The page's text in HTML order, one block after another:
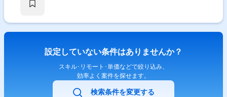
による品質改善を担っていただきます。GitHub FlowやCI/CDを活用した開
い技術の活用にも前向きに取り組んでいただける方が望ましいです。 【ポ
ことができ、大規模なDX支援案件において技術面での意思決定や品質向上
に大きな裁量を持って携わることができます。直取引案件において、ビジ
ネス側との距離が近い環境で開発をリードできる点も魅力です。モダンな
技術スタックや開発プロセスの整備にも主体的に関与していただけます。
設定していない条件はありませんか？
スキル･リモート･単価などで絞り込み、
効率よく案件を探せます。
検索条件を変更する